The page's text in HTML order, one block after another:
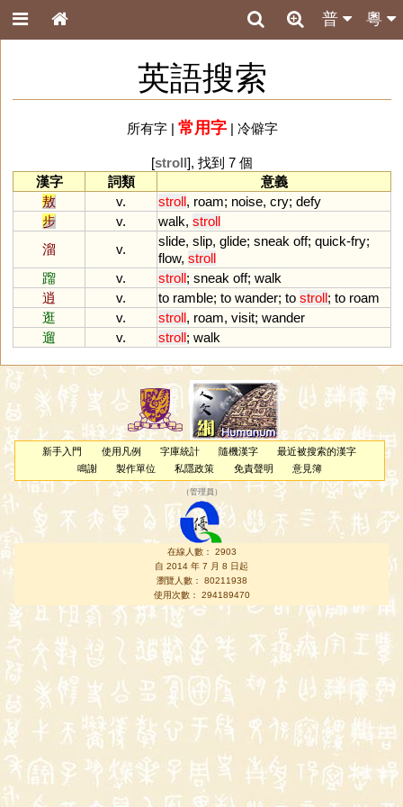
粵
普
英語搜索
所有字| 常用字| 冷僻字
[stroll], 找到 7 個
漢字
詞類
意義
敖
v. stroll, roam; noise, cry; defy
步
v. walk, stroll
溜
v.
slide, slip, glide; sneak off; quick-fry;
flow, stroll
蹓
v. stroll; sneak off; walk
逍
v. to ramble; to wander; to stroll; to roam
逛
v. stroll, roam, visit; wander
遛
v. stroll; walk
新手入門 使用凡例 字庫統計 隨機漢字
最近被搜索的漢字
鳴謝
製作單位 私隱政策 免責聲明 意見簿
（管理員 ）
在線人數： 2903
自 2014 年 7 月 8 日起
瀏覽人數： 80211938
使用次數： 294189470